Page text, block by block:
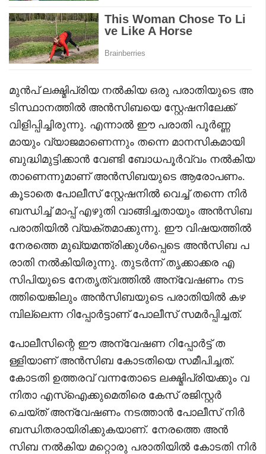
മുൻപ് ലക്ഷ്മിപ്രിയ നൽകിയ ഒരു പരാതിയുടെ അ
ടിസ്ഥാനത്തിൽ അൻസിബയെ സ്റ്റേഷനിലേക്ക്
വിളിപ്പിച്ചിരുന്നു. എന്നാൽ ഈ പരാതി പൂർണ്ണ
മായും വ്യാജമാണെന്നും തന്നെ മാനസികമായി
ബുദ്ധിമുട്ടിക്കാൻ വേണ്ടി ബോധപൂർവ്വം നൽകിയ
താണെന്നുമാണ് അൻസിബയുടെ ആരോപണം.
കൂടാതെ പോലീസ് സ്റ്റേഷനിൽ വെച്ച് തന്നെ നിർ
ബന്ധിച്ച് മാപ്പ് എഴുതി വാങ്ങിച്ചതായും അൻസിബ
പരാതിയിൽ വ്യക്തമാക്കുന്നു. ഈ വിഷയത്തിൽ
നേരത്തെ മുഖ്യമന്ത്രിക്കുൾപ്പെടെ അൻസിബ പ
രാതി നൽകിയിരുന്നു. തുടർന്ന് തൃക്കാക്കര എ
സിപിയുടെ നേതൃത്വത്തിൽ അന്വേഷണം നട
ത്തിയെങ്കിലും അൻസിബയുടെ പരാതിയിൽ കഴ
മ്പില്ലെന്ന റിപ്പോർട്ടാണ് പോലീസ് സമർപ്പിച്ചത്.
പോലീസിന്റെ ഈ അന്വേഷണ റിപ്പോർട്ട് ത
ള്ളിയാണ് അൻസിബ കോടതിയെ സമീപിച്ചത്.
കോടതി ഉത്തരവ് വന്നതോടെ ലക്ഷ്മിപ്രിയക്കും വ
നിതാ എസ്‌ഐക്കുമെതിരെ കേസ് രജിസ്റ്റർ
ചെയ്ത് അന്വേഷണം നടത്താൻ പോലീസ് നിർ
ബന്ധിതരായിരിക്കുകയാണ്. നേരത്തെ അൻ
സിബ നൽകിയ മറ്റൊരു പരാതിയിൽ കോടതി നിർ